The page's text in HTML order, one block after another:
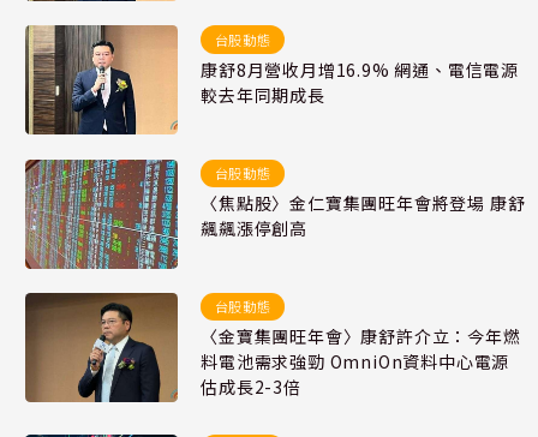
台股動態
康舒8月營收月增16.9% 網通、電信電源
較去年同期成長
台股動態
〈焦點股〉金仁寶集團旺年會將登場 康舒
飆飆漲停創高
台股動態
〈金寶集團旺年會〉康舒許介立：今年燃
料電池需求強勁 OmniOn資料中心電源
估成長2-3倍